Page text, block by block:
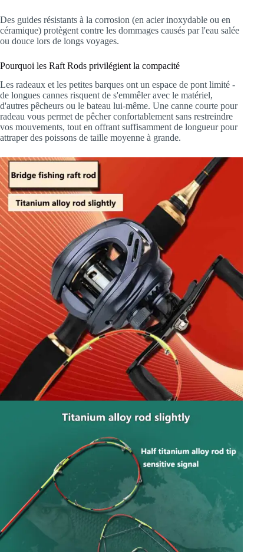
Des guides résistants à la corrosion (en acier inoxydable ou en
céramique) protègent contre les dommages causés par l'eau salée
ou douce lors de longs voyages.
Pourquoi les Raft Rods privilégient la compacité
Les radeaux et les petites barques ont un espace de pont limité -
de longues cannes risquent de s'emmêler avec le matériel,
d'autres pêcheurs ou le bateau lui-même. Une canne courte pour
radeau vous permet de pêcher confortablement sans restreindre
vos mouvements, tout en offrant suffisamment de longueur pour
attraper des poissons de taille moyenne à grande.